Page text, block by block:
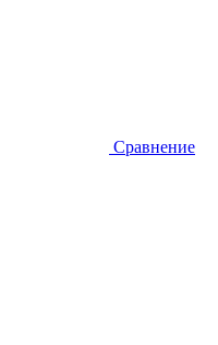
Сравнение